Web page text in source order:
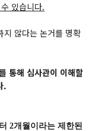
있습니다.
지 않다는 논거를 명확
통해 심사관이 이해할
.
2개월이라는 제한된